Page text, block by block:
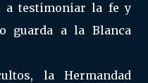
a testimoniar la fe y
guarda a la Blanca
la Hermandad